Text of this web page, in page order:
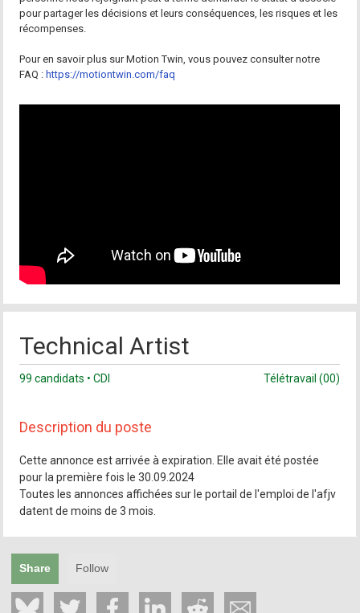
pour partager les décisions et leurs conséquences, les risques et les
récompenses.
Pour en savoir plus sur Motion Twin, vous pouvez consulter notre
FAQ : https://motiontwin.com/faq
Technical Artist
99 candidats • CDI Télétravail (00)
Description du poste
Cette annonce est arrivée à expiration. Elle avait été postée
pour la première fois le 30.09.2024
Toutes les annonces affichées sur le portail de l'emploi de l'afjv
datent de moins de 3 mois.
Share Follow